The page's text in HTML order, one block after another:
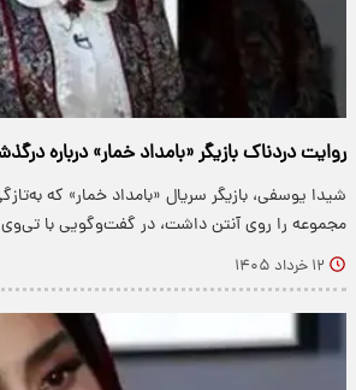
روایت دردناک بازیگر «بامداد خمار» درباره
شیدا یوسفی، بازیگر سریال «بامداد خمار» که
مجموعه را روی آنتن داشت، در گفت‌وگویی با
۱۲ خرداد ۱۴۰۵